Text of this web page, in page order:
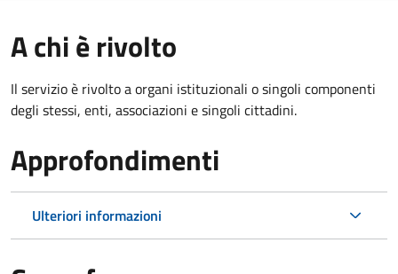
A chi è rivolto
Il servizio è rivolto a organi istituzionali o singoli componenti
degli stessi, enti, associazioni e singoli cittadini.
Approfondimenti
Ulteriori informazioni